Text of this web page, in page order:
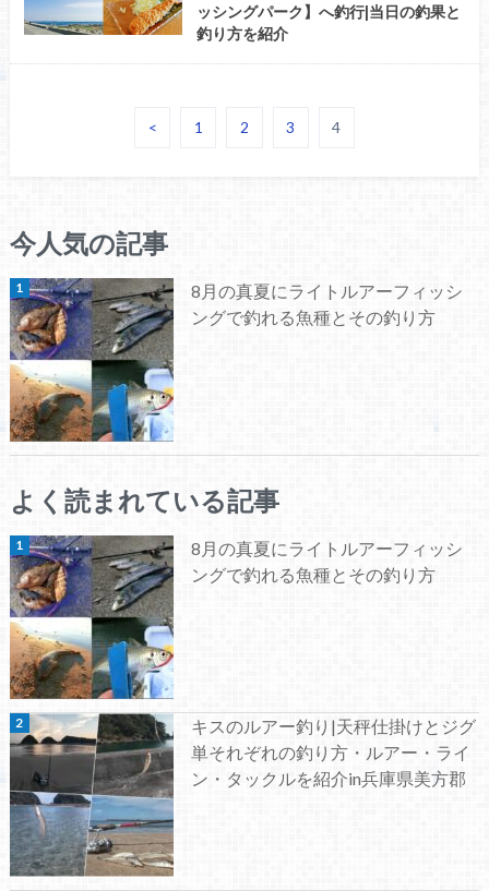
ッシングパーク】へ釣行|当日の釣果と
釣り方を紹介
< 1 2 3 4
今人気の記事
8月の真夏にライトルアーフィッシ
ングで釣れる魚種とその釣り方
よく読まれている記事
8月の真夏にライトルアーフィッシ
ングで釣れる魚種とその釣り方
キスのルアー釣り|天秤仕掛けとジグ
単それぞれの釣り方・ルアー・ライ
ン・タックルを紹介in兵庫県美方郡